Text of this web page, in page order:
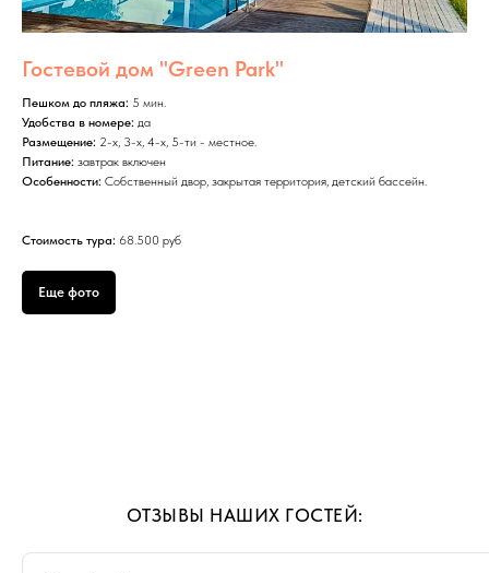
Гостевой дом "Green Park"
Пешком до пляжа: 5 мин.
Удобства в номере: да
Размещение: 2-х, 3-х, 4-х, 5-ти - местное.
Питание: завтрак включен
Особенности: Собственный двор, закрытая территория, детский бассейн.
Стоимость тура: 68.500 руб
Еще фото
ОТЗЫВЫ НАШИХ ГОСТЕЙ: